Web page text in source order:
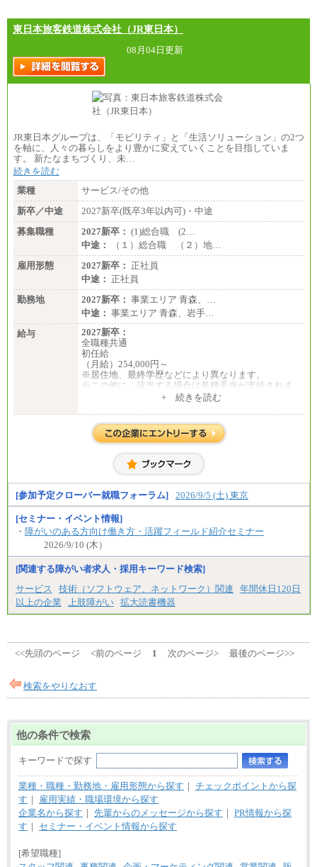
す。
中途：
全職種共通
月給制
226,600円～390,100円（勤務地域等により異なりま
す）
・ご経験やスキルを考慮し、選考の中で決定いたし
ます。
・試用期間中も同額支給します。
東日本旅客鉄道株式会社（JR東日本）
08月04日更新
JR東日本グループは、「モビリティ」と「生活ソリューション」の2つ
を軸に、人々の暮らしをより豊かに変えていくことを目指していま
す。 新たなまちづくり、未…
続きを読む
業種
サービス/その他
新卒／中途
2027新卒(既卒3年以内可)・中途
募集職種
2027新卒： (1)総合職 (2…
中途：
（１）総合職 （２）地…
雇用形態
2027新卒： 正社員
中途： 正社員
勤務地
2027新卒： 事業エリア 青森、…
中途： 事業エリア 青森、岩手…
給与
2027新卒：
全職種共通
初任給
（月給）254,000円～
※居住地、最終学歴などにより異なります。
※この他に、該当する場合は各種手当が支給されま
中途：
全職種共通
※居住地、年齢により異なります。
※この他に、該当する場合は各種手当が支給されま
す。
※試用期間中も給与に変更はございません
+ 続きを読む
[参加予定クローバー就職フォーラム] 2026/9/5 (土) 東京
[セミナー・イベント情報]
・ 障がいのある方向け働き方・活躍フィールド紹介セミナー
2026/9/10 (木）
[関連する障がい者求人・採用キーワード検索]
サービス
技術（ソフトウェア、ネットワーク）関連
年間休日120日
以上の企業
上肢障がい 拡大読書機器
<<先頭のページ <前のページ 1 次のページ> 最後のページ>>
検索をやりなおす
他の条件で検索
キーワードで探す
業種・職種・勤務地・雇用形態から探す ｜ チェックポイントから探
す ｜
雇用実績・職場環境から探す
企業名から探す ｜ 先輩からのメッセージから探す ｜ PR情報から探
す ｜ セミナー・イベント情報から探す
[希望職種]